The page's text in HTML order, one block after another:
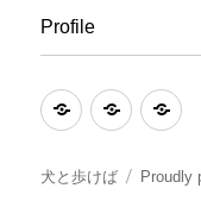
Profile
HomeAbout
犬と歩けば Proudly